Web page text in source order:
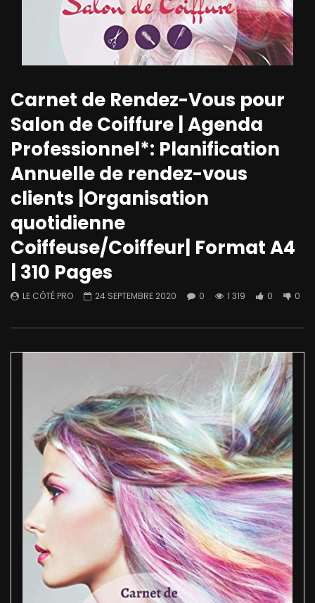
Carnet de Rendez-Vous pour
Salon de Coiffure | Agenda
Professionnel*: Planification
Annuelle de rendez-vous
clients |Organisation
quotidienne
Coiffeuse/Coiffeur| Format A4
| 310 Pages
LE CÔTÉ PRO 24 SEPTEMBRE 2020 0 1 319 0 0